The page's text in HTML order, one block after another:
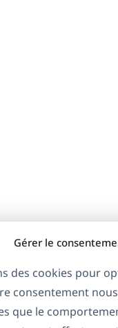
Gérer le
des cookies pour
consentement
que le
À
& Politique de